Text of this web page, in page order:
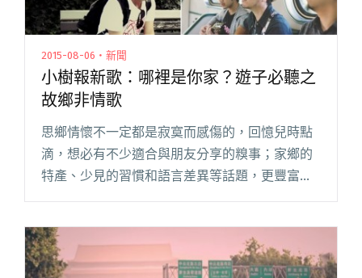
2015-08-06・新聞
小樹報新歌：哪裡是你家？遊子必聽之
故鄉非情歌
思鄉情懷不一定都是寂寞而感傷的，回憶兒時點
滴，想必有不少適合與朋友分享的糗事；家鄉的
特產、少見的習慣和語言差異等話題，更豐富了
許多茶餘飯後的家常話題！今天的小樹報新歌單
的歌曲，這其中絕對沒有放洋蔥，閱讀全文 "小
樹報新歌：哪裡是你家？遊子必聽之故鄉非情歌"